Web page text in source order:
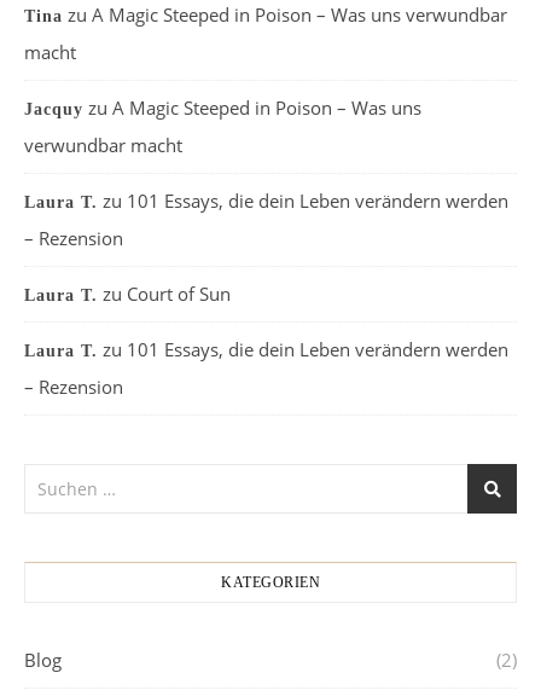
Tina zu A Magic Steeped in Poison – Was uns verwundbar
macht
Jacquy zu A Magic Steeped in Poison – Was uns
verwundbar macht
Laura T. zu 101 Essays, die dein Leben verändern werden
– Rezension
Laura T. zu Court of Sun
Laura T. zu 101 Essays, die dein Leben verändern werden
– Rezension
KATEGORIEN
Blog (2)